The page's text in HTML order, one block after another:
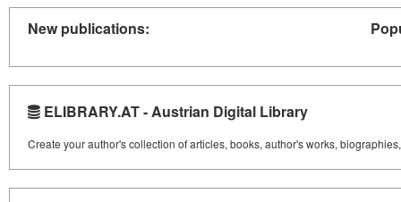
New publications:
ELIBRARY.AT - Austrian Digital Library
Create your author's collection of articles, books, author's works,